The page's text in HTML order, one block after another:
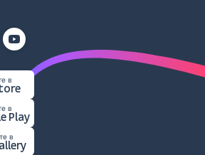
в
в
Play
в